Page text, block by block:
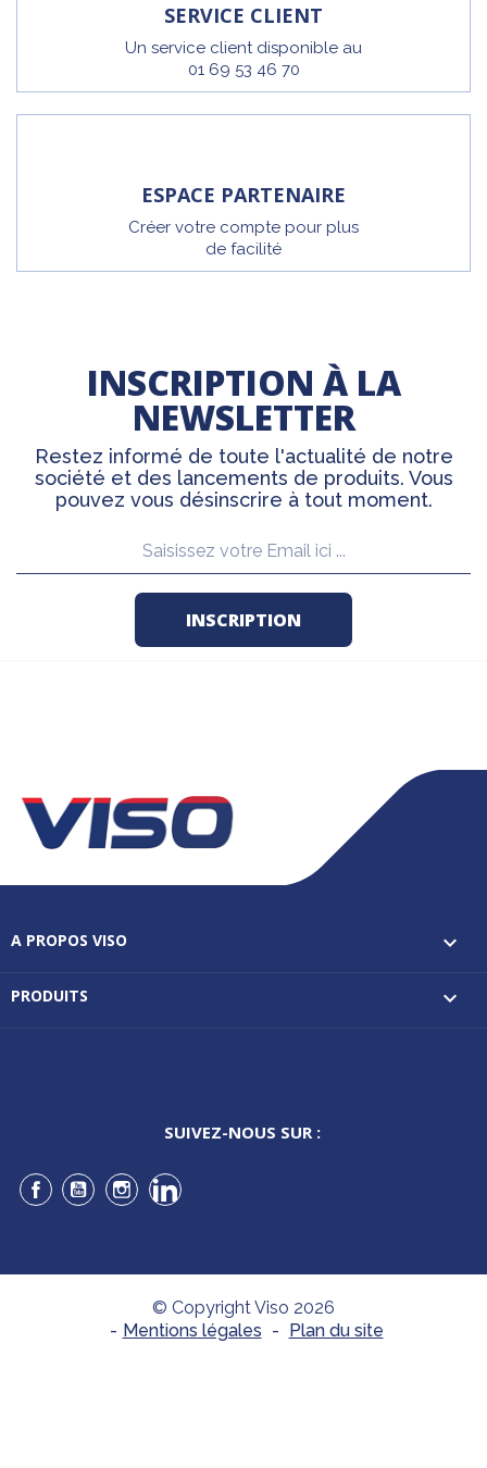
SERVICE CLIENT
Un service client disponible au
01 69 53 46 70
ESPACE PARTENAIRE
Créer votre compte pour plus
de facilité
INSCRIPTION À LA
NEWSLETTER
Restez informé de toute l'actualité de notre
société et des lancements de produits. Vous
pouvez vous désinscrire à tout moment.
A PROPOS VISO 
PRODUITS 
SUIVEZ-NOUS SUR :
Facebook
YouTubeInstagramLinkedIn
© Copyright Viso 2026
- Mentions légales - Plan du site